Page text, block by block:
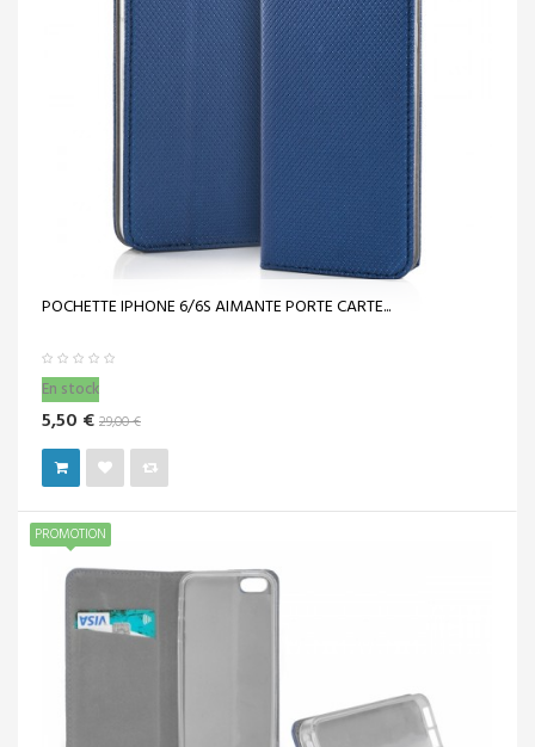
POCHETTE IPHONE 6/6S AIMANTE PORTE CARTE...
En stock
5,50 € 29,00 €
PROMOTION